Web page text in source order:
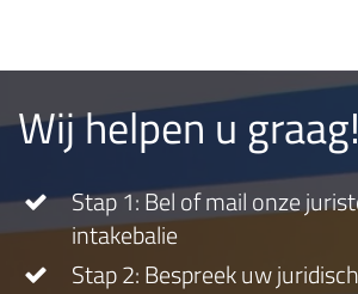
Wij helpen u graag!
Stap 1: Bel of mail onze
intakebalie
Stap 2: Bespreek uw